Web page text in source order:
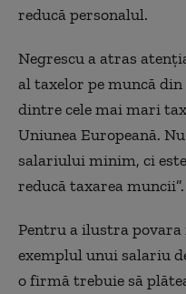
reducă personalul.
Negrescu a atras
al taxelor pe muncă din
dintre cele mai mari
Uniunea Europeană.
salariului minim, ci
reducă taxarea muncii”.
Pentru a ilustra
exemplul unui salariu
o firmă trebuie să